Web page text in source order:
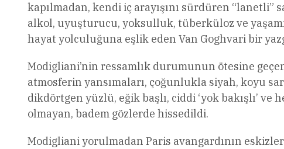
kapılmadan, kendi iç arayışını sürdüren
alkol, uyuşturucu, yoksulluk, tüberküloz ve
hayat yolculuğuna eşlik eden Van Goghvari bir
Modigliani’nin ressamlık durumunun ötesine
atmosferin yansımaları, çoğunlukla siyah, koyu
dikdörtgen yüzlü, eğik başlı, ciddi ‘yok bakışlı’
olmayan, badem gözlerde hissedildi.
Modigliani yorulmadan Paris avangardının